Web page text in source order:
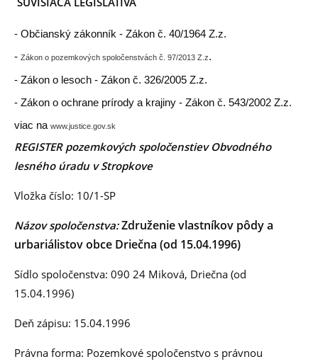
- Občianský zákonník - Zákon č. 40/1964 Z.z.
- Zákon o pozemkových spoločenstvách č. 97/2013 Z.z.
- Zákon o lesoch - Zákon č. 326/2005 Z.z.
- Zákon o ochrane prírody a krajiny - Zákon č. 543/2002 Z.z.
viac na www.justice.gov.sk
REGISTER pozemkových spoločenstiev Obvodného
lesného úradu v Stropkove
Vložka číslo: 10/1-SP
Názov spoločenstva:Združenie vlastníkov pôdy a
urbariálistov obce Driečna (od 15.04.1996)
Sídlo spoločenstva: 090 24 Miková, Driečna (od
15.04.1996)
Deň zápisu: 15.04.1996
Právna forma: Pozemkové spoločenstvo s právnou